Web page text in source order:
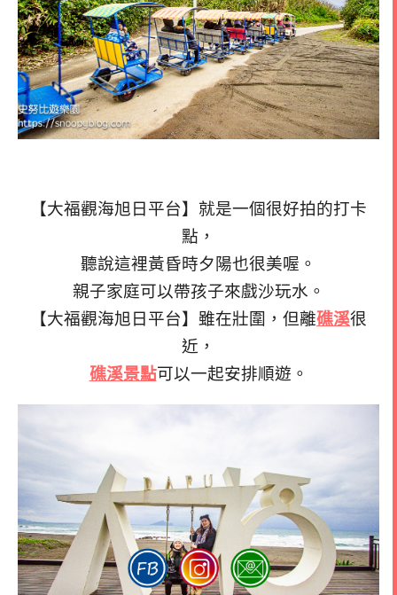
【大福觀海旭日平台】就是一個很好拍的打卡
點，
聽說這裡黃昏時夕陽也很美喔。
親子家庭可以帶孩子來戲沙玩水。
【大福觀海旭日平台】雖在壯圍，但離礁溪很
近，
礁溪景點可以一起安排順遊。